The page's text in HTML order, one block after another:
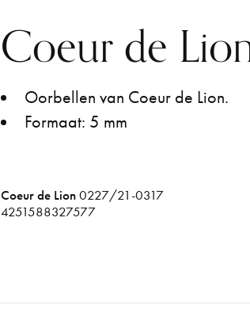
Coeur de
Oorbellen van Coeur de Lion.
Formaat: 5 mm
Coeur de Lion0227/21-0317
4251588327577